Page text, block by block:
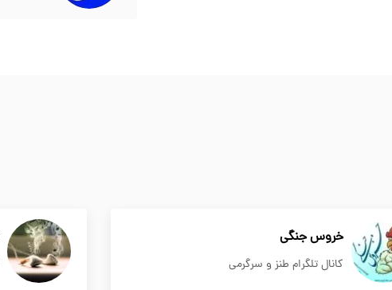
خروس جنگی
کانال تلگرام طنز و سرگرمی